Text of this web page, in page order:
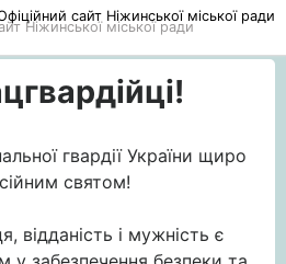
Ніжинської міської ради
гвардії України щиро
святом!
відданість і мужність є